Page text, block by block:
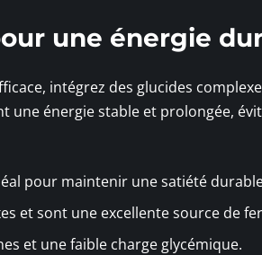
une énergie
intégrez des glucides
énergie stable et prolongée,
pour maintenir une satiété
et sont une excellente source de
et une faible charge glycémique.